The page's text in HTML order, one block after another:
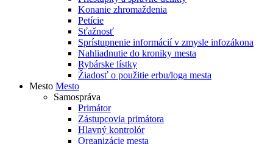
Konanie zhromaždenia
Petície
Sťažnosť
Sprístupnenie informácií v zmysle infozákona
Nahliadnutie do kroniky mesta
Rybárske lístky
Žiadosť o použitie erbu/loga mesta
Mesto Mesto
Samospráva
Primátor
Zástupcovia primátora
Hlavný kontrolór
Organizácie mesta